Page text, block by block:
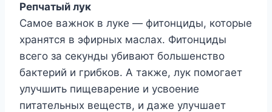
Репчатый лук
Самое важнок в луке — фитонциды, которые
хранятся в эфирных маслах. Фитонциды
всего за секунды убивают большенство
бактерий и грибков. А также, лук помогает
улучшить пищеварение и усвоение
питательных веществ, и даже улучшает